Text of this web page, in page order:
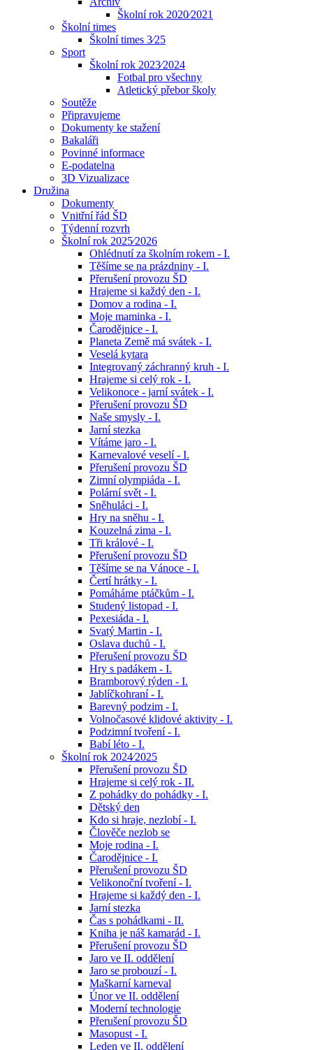
Školní rok 2020⁄2021
Školní times
Školní times 3⁄25
Sport
Školní rok 2023⁄2024
Fotbal pro všechny
Atletický přebor školy
Soutěže
Připravujeme
Dokumenty ke stažení
Bakaláři
Povinné informace
E-podatelna
3D Vizualizace
Družina
Dokumenty
Vnitřní řád ŠD
Týdenní rozvrh
Školní rok 2025⁄2026
Ohlédnutí za školním rokem - I.
Těšíme se na prázdniny - I.
Přerušení provozu ŠD
Hrajeme si každý den - I.
Domov a rodina - I.
Moje maminka - I.
Čarodějnice - I.
Planeta Země má svátek - I.
Veselá kytara
Integrovaný záchranný kruh - I.
Hrajeme si celý rok - I.
Velikonoce - jarní svátek - I.
Přerušení provozu ŠD
Naše smysly - I.
Jarní stezka
Vítáme jaro - I.
Karnevalové veselí - I.
Přerušení provozu ŠD
Zimní olympiáda - I.
Polární svět - I.
Sněhuláci - I.
Hry na sněhu - I.
Kouzelná zima - I.
Tři králové - I.
Přerušení provozu ŠD
Těšíme se na Vánoce - I.
Čertí hrátky - I.
Pomáháme ptáčkům - I.
Studený listopad - I.
Pexesiáda - I.
Svatý Martin - I.
Oslava duchů - I.
Přerušení provozu ŠD
Hry s padákem - I.
Bramborový týden - I.
Jablíčkohraní - I.
Barevný podzim - I.
Volnočasové klidové aktivity - I.
Podzimní tvoření - I.
Babí léto - I.
Školní rok 2024⁄2025
Přerušení provozu ŠD
Hrajeme si celý rok - II.
Z pohádky do pohádky - I.
Dětský den
Kdo si hraje, nezlobí - I.
Člověče nezlob se
Moje rodina - I.
Čarodějnice - I.
Přerušení provozu ŠD
Velikonoční tvoření - I.
Hrajeme si každý den - I.
Jarní stezka
Čas s pohádkami - II.
Kniha je náš kamarád - I.
Přerušení provozu ŠD
Jaro ve II. oddělení
Jaro se probouzí - I.
Maškarní karneval
Únor ve II. oddělení
Moderní technologie
Přerušení provozu ŠD
Masopust - I.
Leden ve II. oddělení